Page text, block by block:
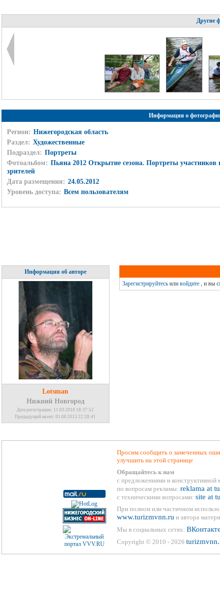
Другие
Информация о
Регион: Нижегородская область
Раздел: Художественные
Подраздел: Портреты
Фотоальбом: Пьяна 2012 Открытие сезона. Портреты участников
зрителей
Дата размещения: 24.05.2012
Уровень доступа: Всем пользователям
Информация об авторе
Lotsman
Нижний Новгород
Дата регистрации: 11.03.2010 18:37:52
Предыдущий визит: 01.08.2013 22:28:41
Зарегистрируйтесьили войдите, и вы
Просим сообщить о замеченных
улучшить на этой странице
Обращайтесь к нам
с предложениями и конструктивной
по вопросам рекламы: reklama at
с техническими вопросами: site at
При полном или частичном
www.turizmvnn.ru и автора
Мы в социальных сетях:
Copyright © 2010 - 2026